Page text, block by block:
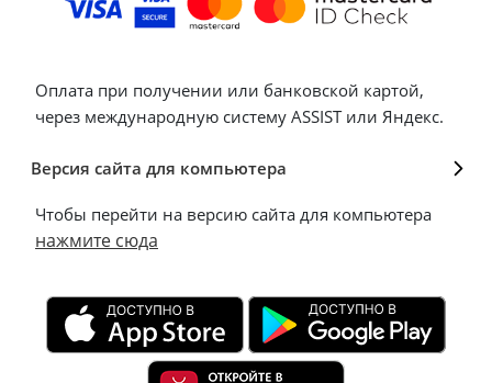
Оплата при получении или банковской картой,
через международную систему ASSIST или Яндекс.
Версия сайта для компьютера
Чтобы перейти на версию сайта для компьютера
нажмите сюда